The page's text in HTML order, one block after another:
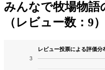
みんなで牧場物語
（レビュー数：9）
レビュー投票による評価分
3